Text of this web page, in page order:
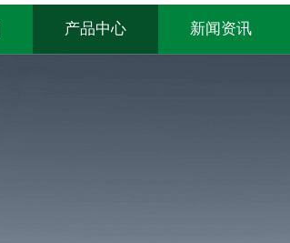
产品中心 新闻资讯